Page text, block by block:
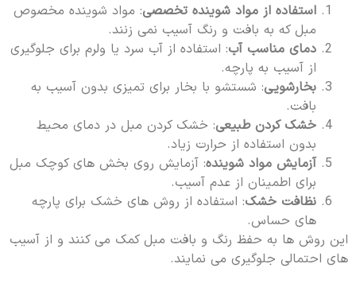
استفاده از مواد شوینده تخصصی: مواد شوینده مخصوص
مبل که به بافت و رنگ آسیب نمی زنند.
دمای مناسب آب: استفاده از آب سرد یا ولرم برای جلوگیری
از آسیب به پارچه.
بخارشویی: شستشو با بخار برای تمیزی بدون آسیب به
بافت.
خشک کردن طبیعی: خشک کردن مبل در دمای محیط
بدون استفاده از حرارت زیاد.
آزمایش مواد شوینده: آزمایش روی بخش های کوچک مبل
برای اطمینان از عدم آسیب.
نظافت خشک: استفاده از روش های خشک برای پارچه
های حساس.
این روش ها به حفظ رنگ و بافت مبل کمک می کنند و از آسیب
های احتمالی جلوگیری می نمایند.